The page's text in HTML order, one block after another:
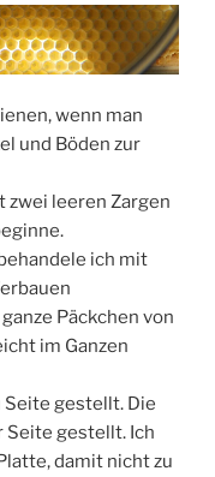
wenn man
und Böden zur
zwei leeren Zargen
ich mit
Päckchen von
im Ganzen
Seite gestellt. Die
Seite gestellt. Ich
damit nicht zu